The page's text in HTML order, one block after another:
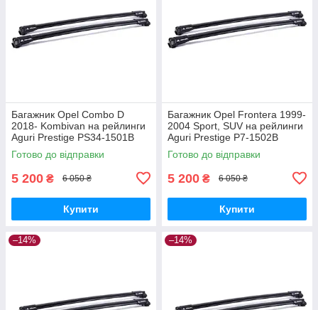
Багажник Opel Combo D
2018- Kombivan на рейлинги
Aguri Prestige PS34-1501B
Готово до відправки
5 200 ₴ 6 050 ₴
Купити
Багажник Opel Frontera 1999-
2004 Sport, SUV на рейлинги
Aguri Prestige P7-1502B
Готово до відправки
5 200 ₴ 6 050 ₴
Купити
–14% –14%